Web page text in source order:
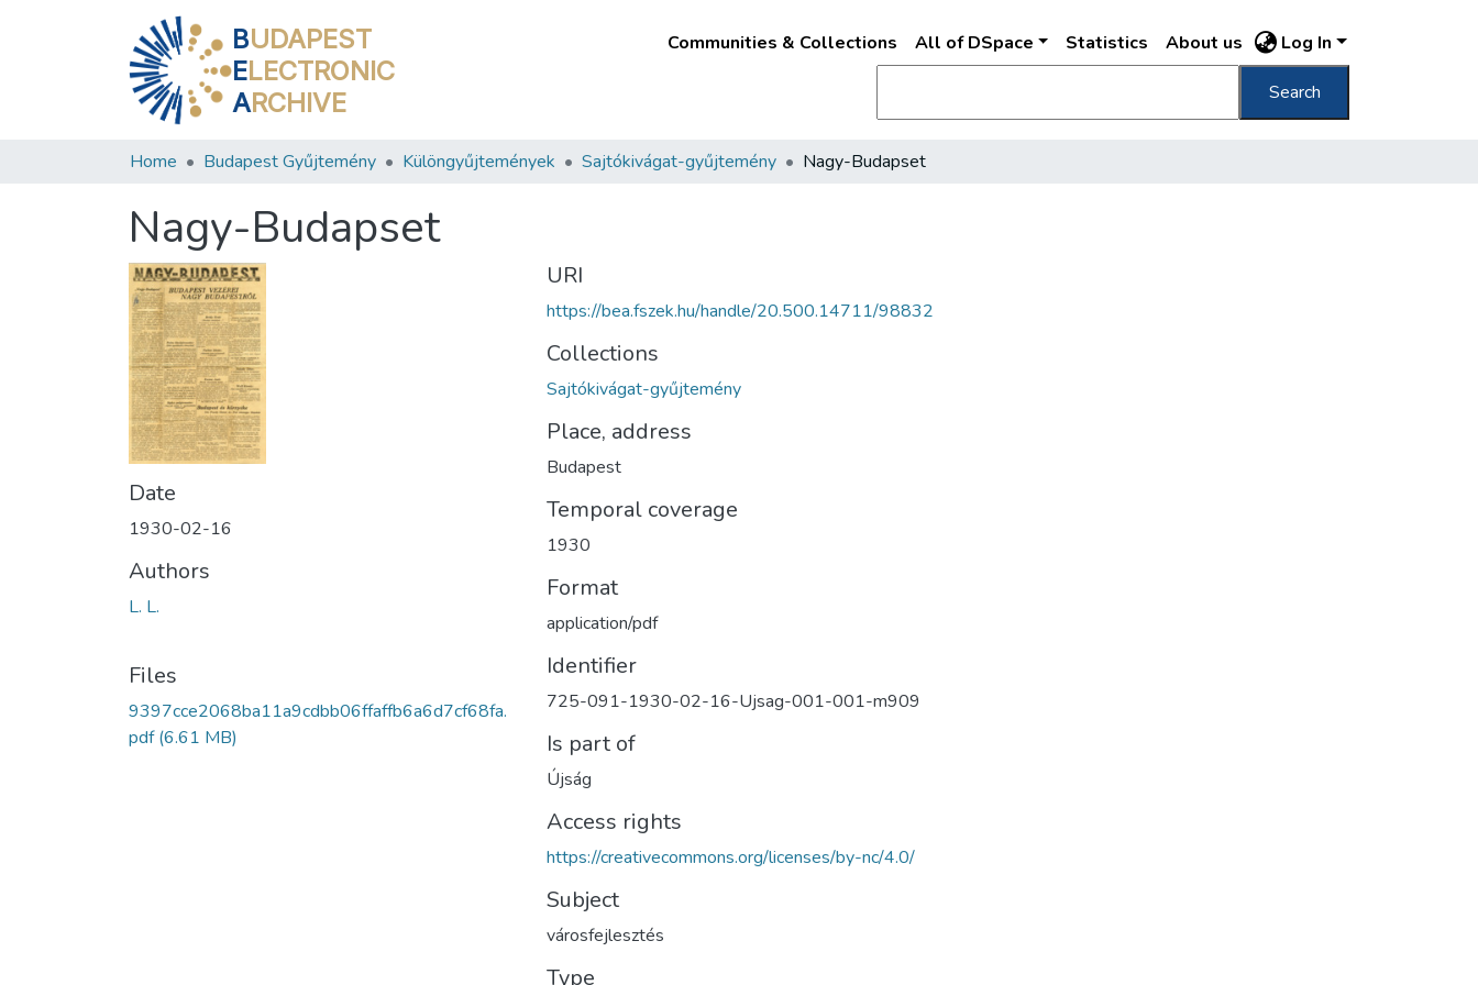
BUDAPEST
ELECTRONIC
ARCHIVE
Communities & Collections All of DSpace Statistics About us Log In
Search
Home Budapest Gyűjtemény Különgyűjtemények Sajtókivágat-gyűjtemény Nagy-Budapset
Nagy-Budapset
Date
1930-02-16
Authors
L. L.
Files
9397cce2068ba11a9cdbb06ffaffb6a6d7cf68fa.
pdf(6.61 MB)
URI
https://bea.fszek.hu/handle/20.500.14711/98832
Collections
Sajtókivágat-gyűjtemény
Place, address
Budapest
Temporal coverage
1930
Format
application/pdf
Identifier
725-091-1930-02-16-Ujsag-001-001-m909
Is part of
Újság
Access rights
https://creativecommons.org/licenses/by-nc/4.0/
Subject
városfejlesztés
Type